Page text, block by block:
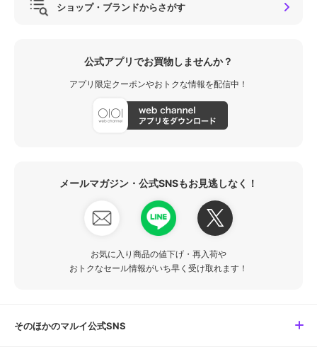
ショップ・ブランドからさがす
公式アプリでお買物しませんか？
アプリ限定クーポンやおトクな情報を配信中！
メールマガジン・公式SNSもお見逃しなく！
お気に入り商品の値下げ・再入荷や
おトクなセール情報がいち早く受け取れます！
そのほかのマルイ公式SNS